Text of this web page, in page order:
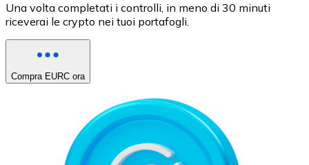
Una volta completati i controlli, in meno di 30 minuti
riceverai le crypto nei tuoi portafogli.
Compra EURC ora